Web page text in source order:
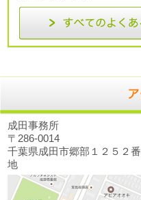
成田事務所
〒286-0014
千葉県成田市郷部１２５２番
地